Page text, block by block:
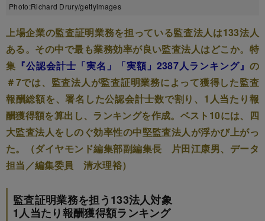
Photo:Richard Drury/gettyimages
上場企業の監査証明業務を担っている監査法人は133法人
ある。その中で最も業務効率が良い監査法人はどこか。特
集 『公認会計士「実名」「実額」2387人ランキング』 の
＃7では、監査法人が監査証明業務によって獲得した監査
報酬総額を、署名した公認会計士数で割り、1人当たり報
酬獲得額を算出し、ランキングを作成。ベスト10には、四
大監査法人をしのぐ効率性の中堅監査法人が浮かび上がっ
た。（ダイヤモンド編集部副編集長 片田江康男、データ
担当／編集委員 清水理裕）
監査証明業務を担う133法人対象
1人当たり報酬獲得額ランキング